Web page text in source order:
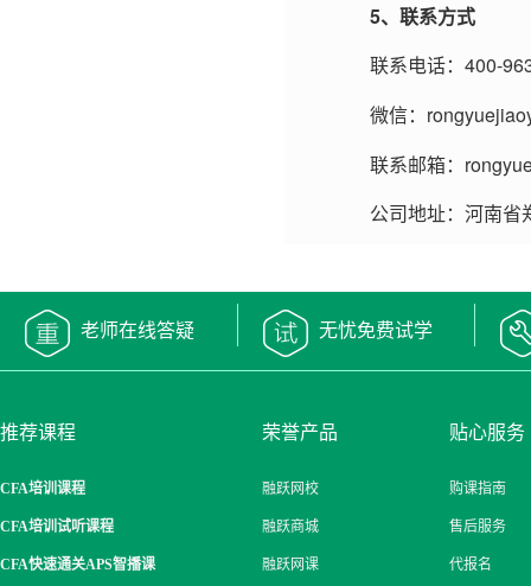
5、联系方式
联系电话：400-
微信：
联系邮箱：
公司地址：河南省
老师在线答疑 无忧免费试学
推荐课程
CFA培训课程
CFA培训试听课程
CFA快速通关APS智播课
荣誉产品
融跃网校
融跃商城
融跃网课
贴心服务
购课指南
售后服务
代报名